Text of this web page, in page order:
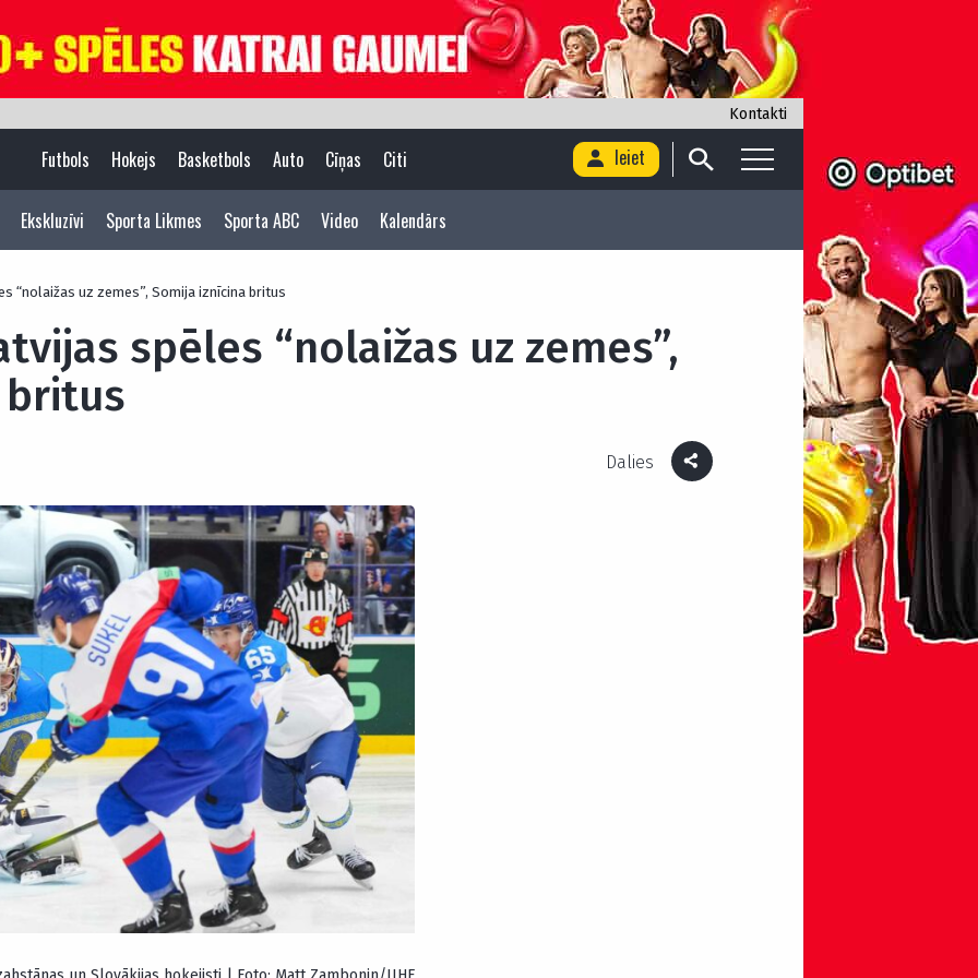
Kontakti
Futbols Hokejs Basketbols Auto Cīņas Citi Ieiet
Ekskluzīvi Sporta Likmes Sporta ABC Video Kalendārs
“nolaižas uz zemes”, Somija iznīcina britus
spēles “nolaižas uz zemes”,
britus
Dalies